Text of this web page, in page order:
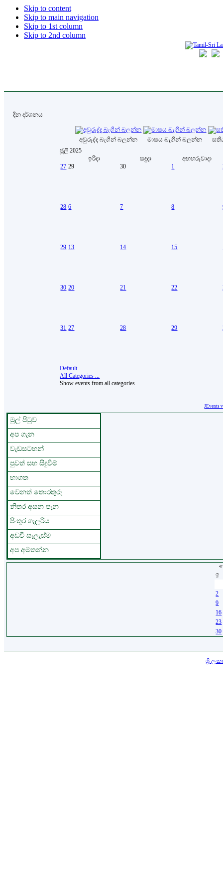
Skip to content
Skip to main navigation
Skip to 1st column
Skip to 2nd column
දින දර්ශනය
අවුරුද්ද බැගින් බලන්න මාසය බැගින් බලන්න
ජූලි 2025
ඉරිදා
සඳුදා
අඟහරුවාදා
27 29 30 1
28 6 7 8
29 13 14 15
30 20 21 22
31 27 28 29
Default
All Categories ...
Show events from all categories
JEvents
මුල් පිටුව
අප ගැන
වැඩසටහන්
පුවත් සහ සිදුවීම්
භාගත
වෙනත් තොරතුරු
නිතර අසන පැන
පිංතූර ගැලරිය
අඩවි සැලැස්ම
අප අමතන්න
«
ඉ
2
9
16
23
30
ශ්‍රි